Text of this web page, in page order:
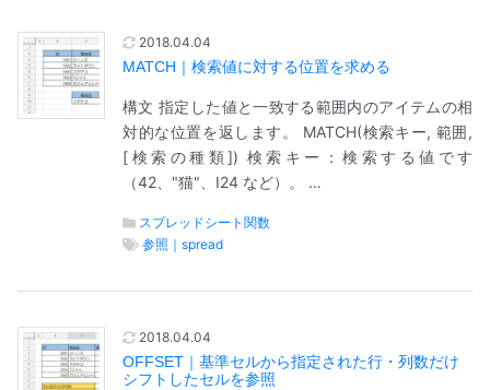
2018.04.04
MATCH｜検索値に対する位置を求める
構文 指定した値と一致する範囲内のアイテムの相
対的な位置を返します。 MATCH(検索キー, 範囲,
[検索の種類]) 検索キー：検索する値です
（42、"猫"、I24 など）。 …
スプレッドシート関数
参照｜spread
2018.04.04
OFFSET｜基準セルから指定された行・列数だけ
シフトしたセルを参照